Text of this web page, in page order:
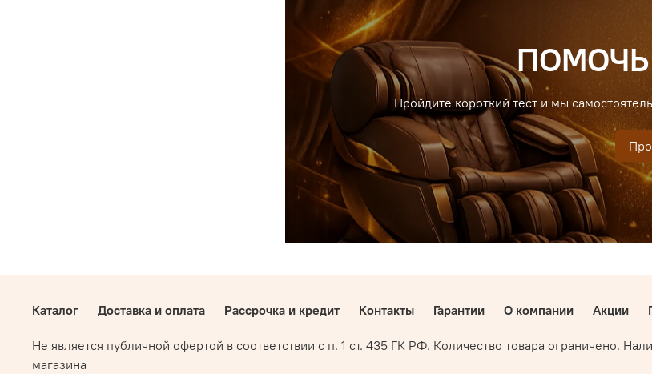
ПОМОЧЬ
Пройдите короткий тест и мы
Каталог Доставка и оплата Рассрочка и кредит Контакты Гарантии О компании Акции
Не является публичной офертой в соответствии с п. 1 ст. 435 ГК РФ. Количество товара ограничено.
магазина